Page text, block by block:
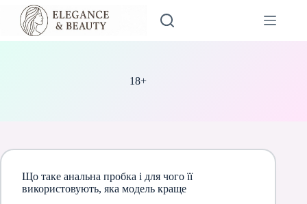
Перейти
вмісту
18+
Що таке анальна пробка і для чого її
використовують, яка модель краще